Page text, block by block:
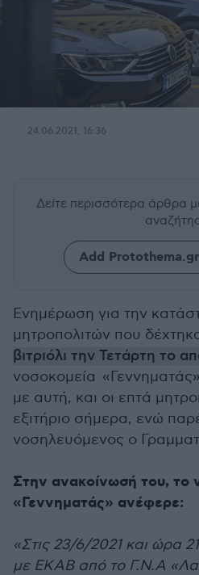
24.06.2021, 16:36
Δείτε περισσότερα άρθρα
Add
Ενημέρωση για την
μητροπολιτών που
βιτριόλι την Τετάρτη το
νοσοκομεία
με αυτή, και οι επτά
εξιτήριο σήμερα, ενώ
νοσηλευόμενος ο
Στην ανακοίνωσή του, το
«Γεννηματάς» ανέφερε:
«Στις 23/6/2021 και ώρα
με ΕΚΑΒ από το Γ.Ν.Α